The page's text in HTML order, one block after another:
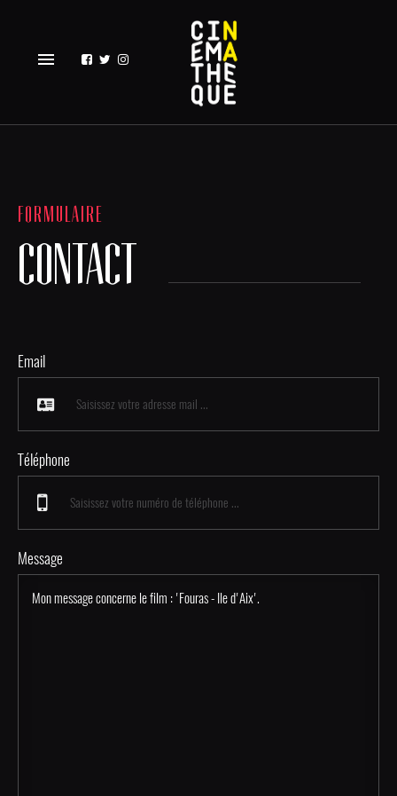
menu
FORMULAIRE
CONTACT
Email
Téléphone
Message